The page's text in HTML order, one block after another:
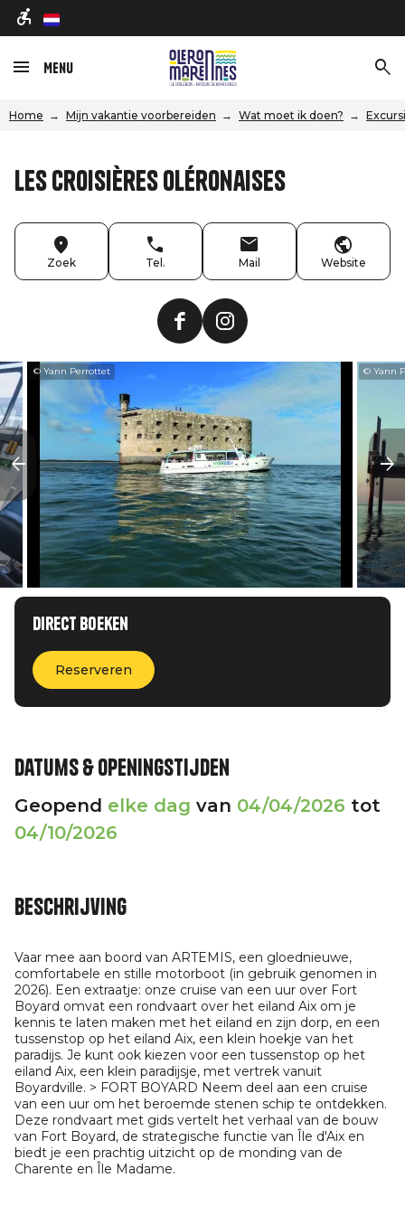
nl
Menu
Home Mijn vakantie voorbereiden Wat moet ik doen?
Les Croisières Oléronaises
Zoek Tel. Mail Website
© Yann Perrottet © Yann
Direct boeken
Reserveren
Datums & openingstijden
Geopend elke dag van 04/04/2026 tot
04/10/2026
Beschrijving
Vaar mee aan boord van ARTEMIS, een gloednieuwe,
comfortabele en stille motorboot (in gebruik genomen in
2026). Een extraatje: onze cruise van een uur over Fort
Boyard omvat een rondvaart over het eiland Aix om je
kennis te laten maken met het eiland en zijn dorp, en een
tussenstop op het eiland Aix, een klein hoekje van het
paradijs. Je kunt ook kiezen voor een tussenstop op het
eiland Aix, een klein paradijsje, met vertrek vanuit
Boyardville. > FORT BOYARD Neem deel aan een cruise
van een uur om het beroemde stenen schip te ontdekken.
Deze rondvaart met gids vertelt het verhaal van de bouw
van Fort Boyard, de strategische functie van Île d'Aix en
biedt je een prachtig uitzicht op de monding van de
Charente en Île Madame.